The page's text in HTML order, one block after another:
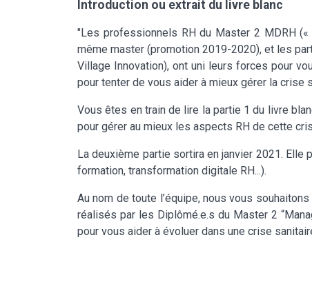
Introduction ou extrait du livre blanc
"Les professionnels RH du Master 2 MDRH
même master (promotion 2019-2020), et les
Village Innovation), ont uni leurs forces pour
pour tenter de vous aider à mieux gérer la
Vous êtes en train de lire la partie 1 du livre
pour gérer au mieux les aspects RH de cette
La deuxième partie sortira en janvier 2021.
formation, transformation digitale RH...).
Au nom de toute l’équipe, nous vous
réalisés par les Diplômé.e.s du Master 2
pour vous aider à évoluer dans une crise